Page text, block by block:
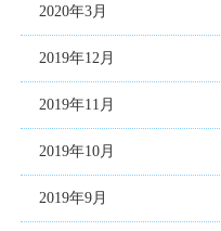
2020年3月
2019年12月
2019年11月
2019年10月
2019年9月